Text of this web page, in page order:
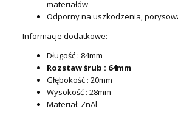
materiałów
Odporny na uszkodzenia,
Informacje dodatkowe:
Długość : 84mm
Rozstaw śrub : 64mm
Głębokość : 20mm
Wysokość : 28mm
Materiał: ZnAl